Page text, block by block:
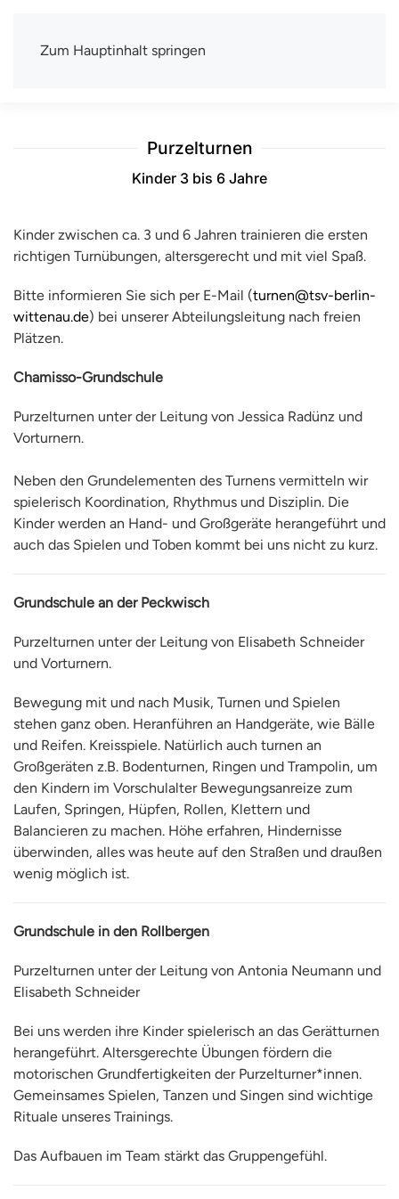
Zum Hauptinhalt springen
TSV Berlin-Wittenau e.V.
Purzelturnen
Kinder 3 bis 6 Jahre
Kinder zwischen ca. 3 und 6 Jahren trainieren die ersten
richtigen Turnübungen, altersgerecht und mit viel Spaß.
Bitte informieren Sie sich per E-Mail (turnen@tsv-berlin-
wittenau.de) bei unserer Abteilungsleitung nach freien
Plätzen.
Chamisso-Grundschule
Purzelturnen unter der Leitung von Jessica Radünz und
Vorturnern.
Neben den Grundelementen des Turnens vermitteln wir
spielerisch Koordination, Rhythmus und Disziplin. Die
Kinder werden an Hand- und Großgeräte herangeführt und
auch das Spielen und Toben kommt bei uns nicht zu kurz.
Grundschule an der Peckwisch
Purzelturnen unter der Leitung von Elisabeth Schneider
und Vorturnern.
Bewegung mit und nach Musik, Turnen und Spielen
stehen ganz oben. Heranführen an Handgeräte, wie Bälle
und Reifen. Kreisspiele. Natürlich auch turnen an
Großgeräten z.B. Bodenturnen, Ringen und Trampolin, um
den Kindern im Vorschulalter Bewegungsanreize zum
Laufen, Springen, Hüpfen, Rollen, Klettern und
Balancieren zu machen. Höhe erfahren, Hindernisse
überwinden, alles was heute auf den Straßen und draußen
wenig möglich ist.
Grundschule in den Rollbergen
Purzelturnen unter der Leitung von Antonia Neumann und
Elisabeth Schneider
Bei uns werden ihre Kinder spielerisch an das Gerätturnen
herangeführt. Altersgerechte Übungen fördern die
motorischen Grundfertigkeiten der Purzelturner*innen.
Gemeinsames Spielen, Tanzen und Singen sind wichtige
Rituale unseres Trainings.
Das Aufbauen im Team stärkt das Gruppengefühl.